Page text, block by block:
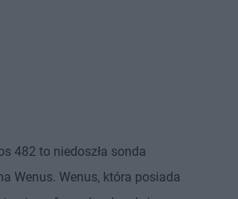
482 to niedoszła sonda
Wenus. Wenus, która posiada